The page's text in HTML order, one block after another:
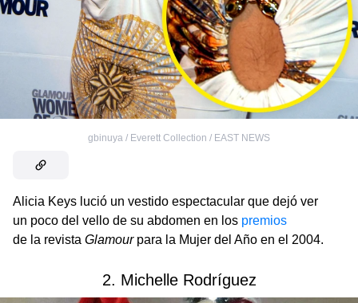
gbinuya / Everett Collection / EAST NEWS
Alicia Keys lució un vestido espectacular que dejó ver
un poco del vello de su abdomen en los premios
de la revista Glamour para la Mujer del Año en el 2004.
2. Michelle Rodríguez